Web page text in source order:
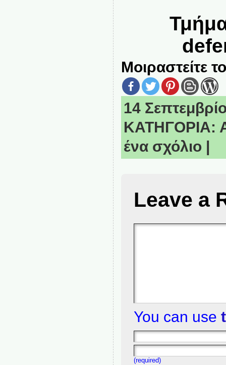
Μοιραστείτε
14
ΚΑΤΗΓΟΡΙΑ:
ένα σχόλιο
Leave a
You can use
(required)